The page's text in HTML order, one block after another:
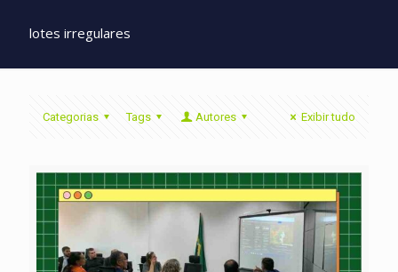
lotes irregulares
Categorias Tags Autores Exibir tudo